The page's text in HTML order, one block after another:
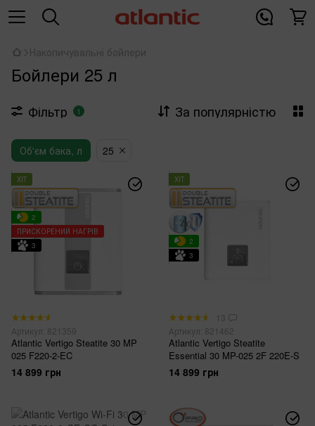
Накопичувальні бойлери
Бойлери 25 л
Фільтр 1 За популярністю
Об'єм бака, л 25
ХІТ
2
ПРИСКОРЕНИЙ НАГРІВ
3
Артикул: 821359
Atlantic Vertigo Steatite 30 MP
025 F220-2-EC
14 899 грн
ХІТ
2
3
13
Артикул: 821462
Atlantic Vertigo Steatite
Essential 30 MP-025 2F 220E-S
14 899 грн